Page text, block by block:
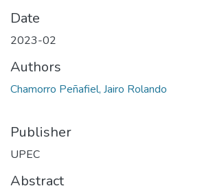
Date
2023-02
Authors
Chamorro Peñafiel, Jairo Rolando
Publisher
UPEC
Abstract